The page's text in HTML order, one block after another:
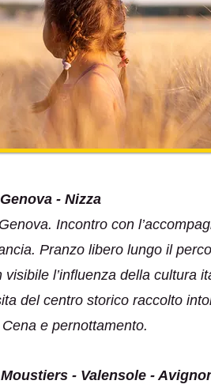
- Nizza
Incontro con
Pranzo libero lungo il
l’influenza della cultura
del centro storico raccolto
Cena e pernottamento.
- Valensole -